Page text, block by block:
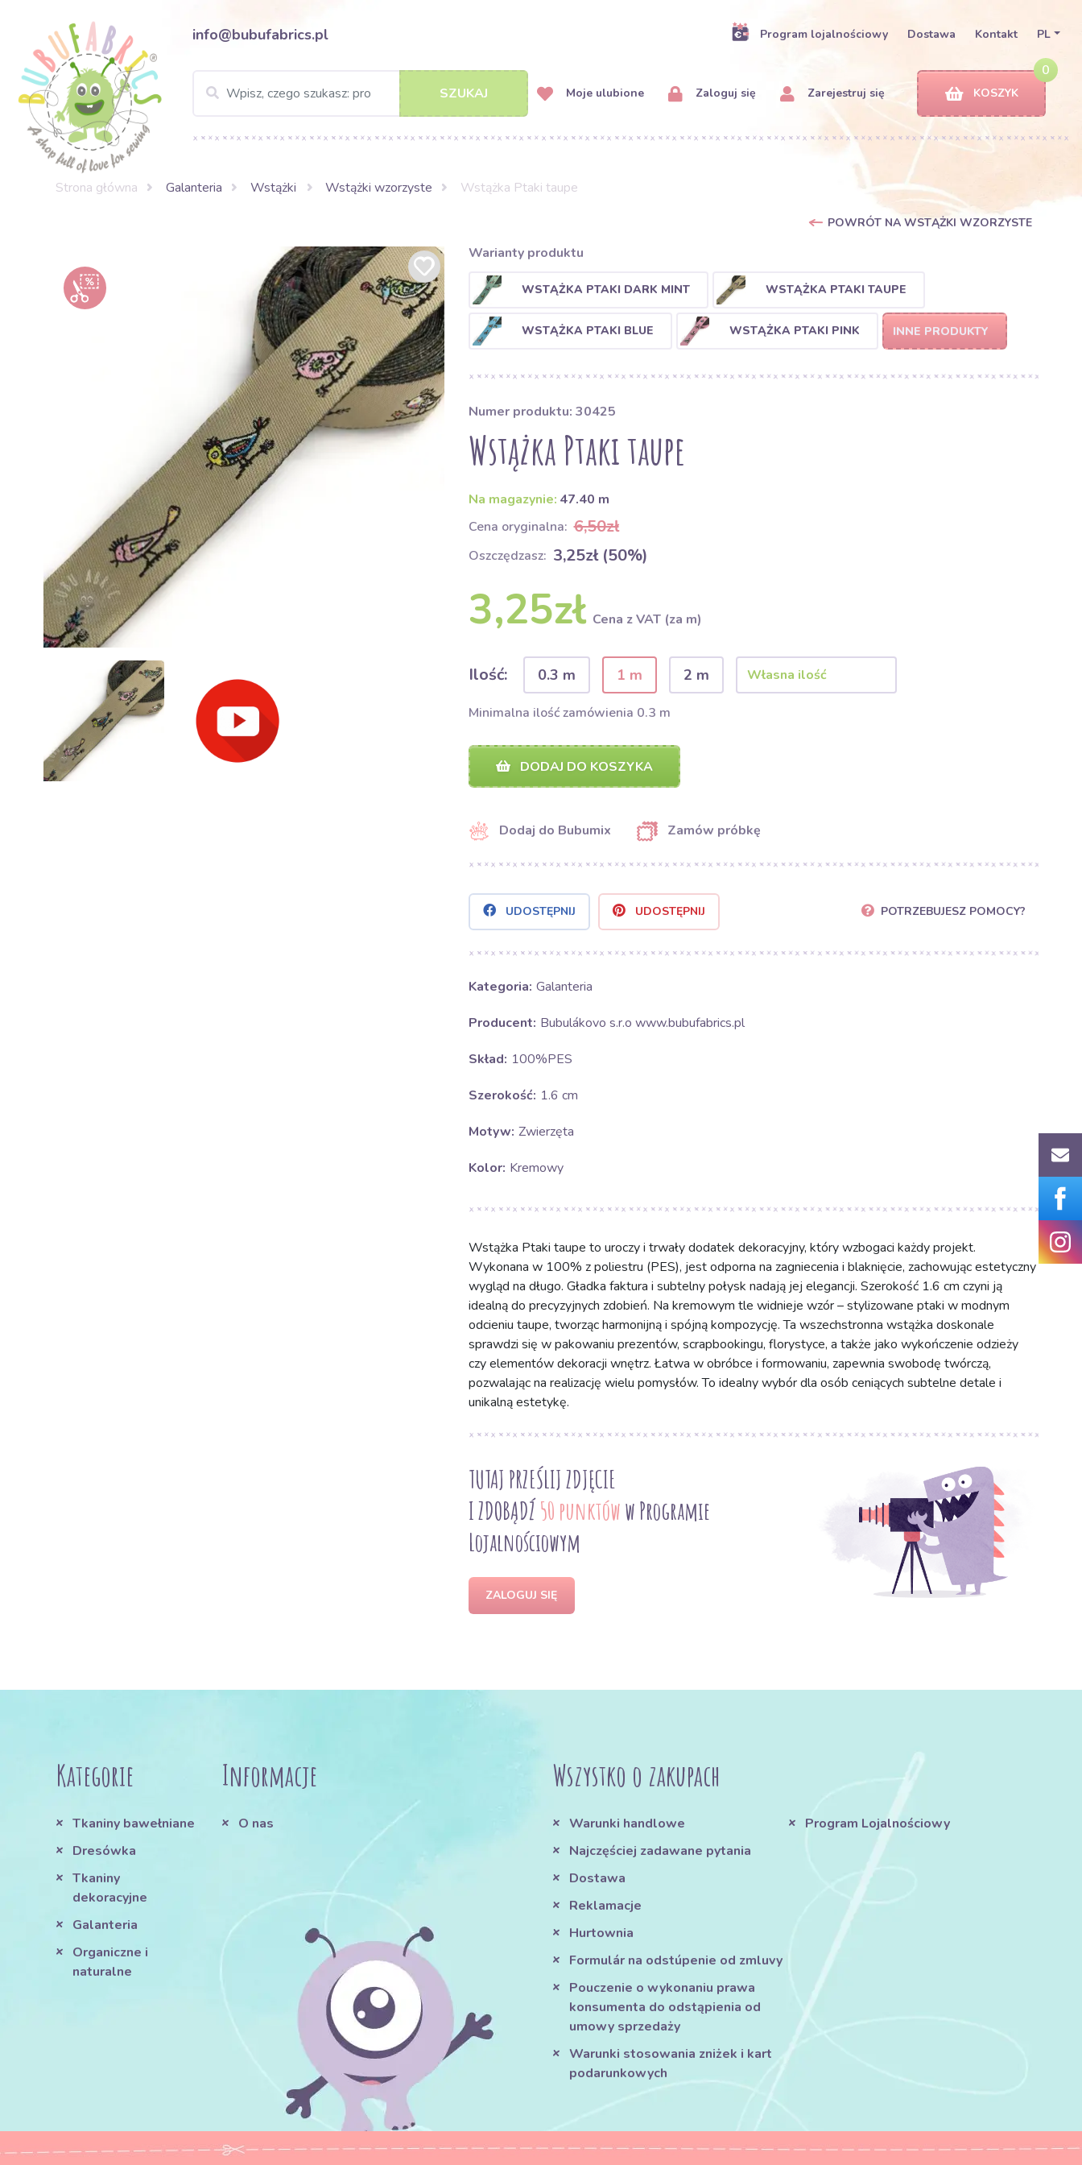
info@bubufabrics.pl Program lojalnościowy Dostawa Kontakt PL
SZUKAJ Moje ulubione Zaloguj się Zarejestruj się
0
KOSZYK
Strona główna Galanteria Wstążki Wstążki wzorzyste Wstążka Ptaki taupe
POWRÓT NA WSTĄŻKI WZORZYSTE
Warianty produktu
WSTĄŻKA PTAKI DARK MINT WSTĄŻKA PTAKI TAUPE
WSTĄŻKA PTAKI BLUE WSTĄŻKA PTAKI PINK INNE PRODUKTY
Numer produktu: 30425
Wstążka Ptaki taupe
Na magazynie: 47.40 m
Cena oryginalna: 6,50zł
Oszczędzasz: 3,25zł (50%)
3,25zł Cena z VAT (za m)
Ilość: 0.3 m 1 m 2 m
Minimalna ilość zamówienia 0.3 m
DODAJ DO KOSZYKA
Dodaj do Bubumix Zamów próbkę
UDOSTĘPNIJ UDOSTĘPNIJ POTRZEBUJESZ POMOCY?
Kategoria: Galanteria
Producent: Bubulákovo s.r.o www.bubufabrics.pl
Skład: 100%PES
Szerokość: 1.6 cm
Motyw: Zwierzęta
Kolor: Kremowy
Wstążka Ptaki taupe to uroczy i trwały dodatek dekoracyjny, który wzbogaci każdy projekt.
Wykonana w 100% z poliestru (PES), jest odporna na zagniecenia i blaknięcie, zachowując estetyczny
wygląd na długo. Gładka faktura i subtelny połysk nadają jej elegancji. Szerokość 1.6 cm czyni ją
idealną do precyzyjnych zdobień. Na kremowym tle widnieje wzór – stylizowane ptaki w modnym
odcieniu taupe, tworząc harmonijną i spójną kompozycję. Ta wszechstronna wstążka doskonale
sprawdzi się w pakowaniu prezentów, scrapbookingu, florystyce, a także jako wykończenie odzieży
czy elementów dekoracji wnętrz. Łatwa w obróbce i formowaniu, zapewnia swobodę twórczą,
pozwalając na realizację wielu pomysłów. To idealny wybór dla osób ceniących subtelne detale i
unikalną estetykę.
TUTAJ PRZEŚLIJ ZDJĘCIE
I ZDOBĄDŹ 50 punktóww Programie
Lojalnościowym
ZALOGUJ SIĘ
Kategorie
Tkaniny bawełniane
Dresówka
Tkaniny
dekoracyjne
Galanteria
Organiczne i
naturalne
Informacje
O nas
Wszystko o zakupach
Warunki handlowe
Najczęściej zadawane pytania
Dostawa
Reklamacje
Hurtownia
Formulár na odstúpenie od zmluvy
Pouczenie o wykonaniu prawa
konsumenta do odstąpienia od
umowy sprzedaży
Warunki stosowania zniżek i kart
podarunkowych
Program Lojalnościowy